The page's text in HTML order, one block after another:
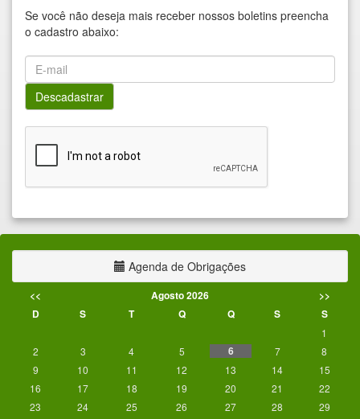
Se você não deseja mais receber nossos boletins preencha
o cadastro abaixo:
Agenda de Obrigações
<< Agosto 2026
>>
D
S T Q Q S S
1
2
3 4 5 6 7
8
9
10 11 12 13 14
15
16
17 18 19 20 21
22
23
24 25 26 27 28
29